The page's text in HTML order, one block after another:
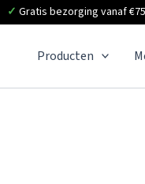
✓ Gratis bezorging vanaf €75
Producten